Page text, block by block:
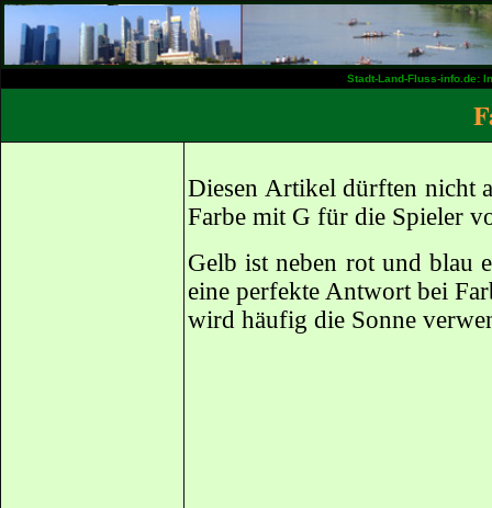
Stadt-Land-Fluss-info.de:
Diesen Artikel dürften nicht
Farbe mit G für die Spieler
Gelb ist neben rot und blau
eine perfekte Antwort bei
wird häufig die Sonne